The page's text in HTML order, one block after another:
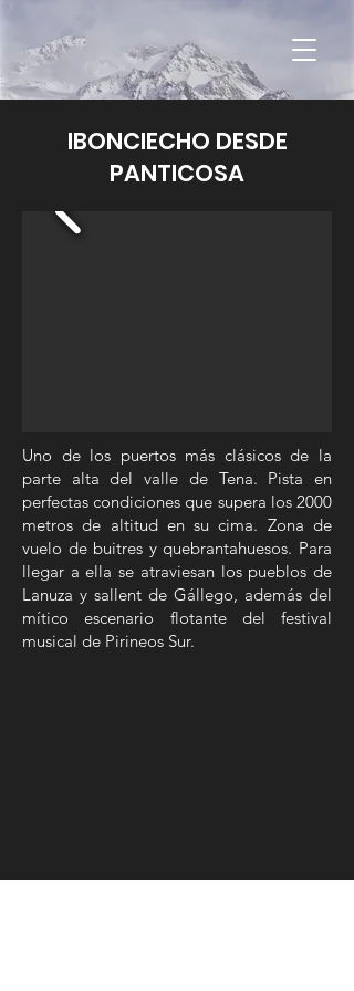
IBONCIECHO DESDE
PANTICOSA
Uno de los puertos más clásicos de la
parte alta del valle de Tena. Pista en
perfectas condiciones que supera los 2000
metros de altitud en su cima. Zona de
vuelo de buitres y quebrantahuesos. Para
llegar a ella se atraviesan los pueblos de
Lanuza y sallent de Gállego, además del
mítico escenario flotante del festival
musical de Pirineos Sur.